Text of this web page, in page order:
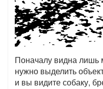
Поначалу видна лишь
нужно выделить
и вы видите собаку,